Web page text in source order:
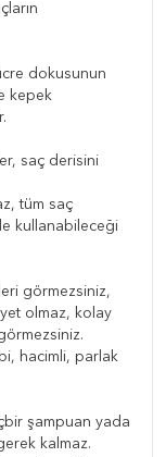
dokusunun
kepek
saç derisini
tüm saç
kullanabileceği
görmezsiniz,
olmaz, kolay
hacimli, parlak
şampuan yada
kalmaz.